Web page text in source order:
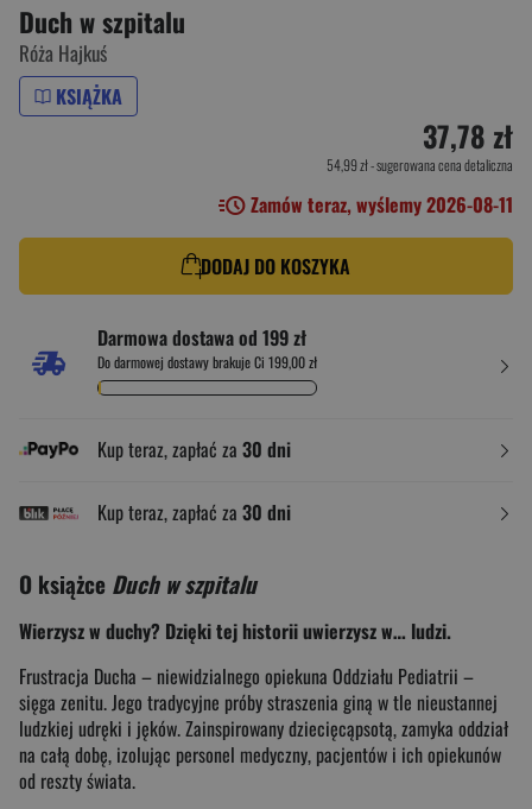
Duch w szpitalu
Róża Hajkuś
KSIĄŻKA
37,78 zł
54,99 zł- sugerowana cena detaliczna
Zamów teraz, wyślemy 2026-08-11
DODAJ DO KOSZYKA
Darmowa dostawa od 199 zł
Do darmowej dostawy brakuje Ci 199,00 zł
Kup teraz, zapłać za 30 dni
Kup teraz, zapłać za 30 dni
O książce Duch w szpitalu
Wierzysz w duchy? Dzięki tej historii uwierzysz w… ludzi.
Frustracja Ducha – niewidzialnego opiekuna Oddziału Pediatrii –
sięga zenitu. Jego tradycyjne próby straszenia giną w tle nieustannej
ludzkiej udręki i jęków. Zainspirowany dziecięcąpsotą, zamyka oddział
na całą dobę, izolując personel medyczny, pacjentów i ich opiekunów
od reszty świata.